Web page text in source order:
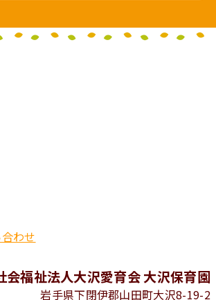
わせ
会福祉法人大沢愛育会 大沢保育園
岩手県下閉伊郡山田町大沢8-19-2